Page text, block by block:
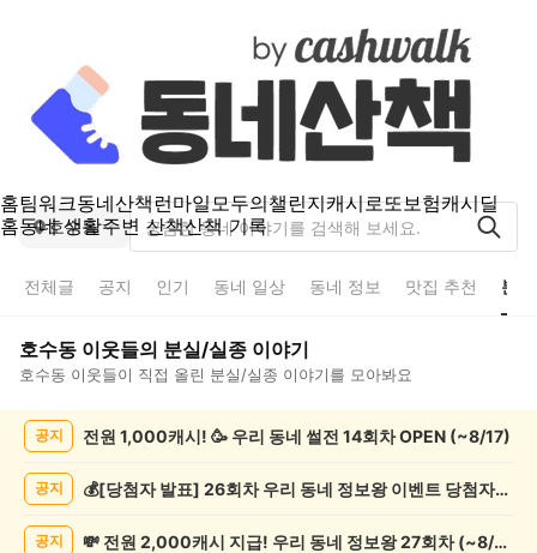
홈팀워크동네산책런마일모두의챌린지캐시로또보험캐시딜
홈동네 생활주변 산책산책 기록
호수동
전체글 공지 인기 동네 일상 동네 정보 맛집 추천 분
호수동 이웃들의 분실/실종 이야기
호수동 이웃들이 직접 올린 분실/실종 이야기를 모아봐요
공지 전원 1,000캐시! 🥳 우리 동네 썰전 14회차 OPEN (~8/17)
공지 💰[당첨자 발표] 26회차 우리 동네 정보왕 이벤트 당첨자를 발표합니다!
공지 💸 전원 2,000캐시 지급! 우리 동네 정보왕 27회차 (~8/10)